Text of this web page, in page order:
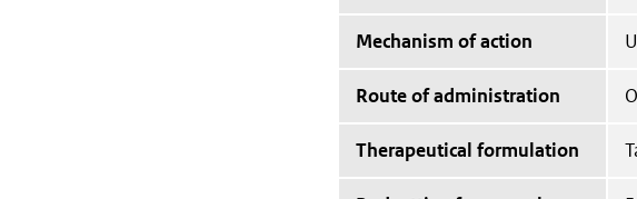
Mechanism of action
Route of administration
Therapeutical formulation